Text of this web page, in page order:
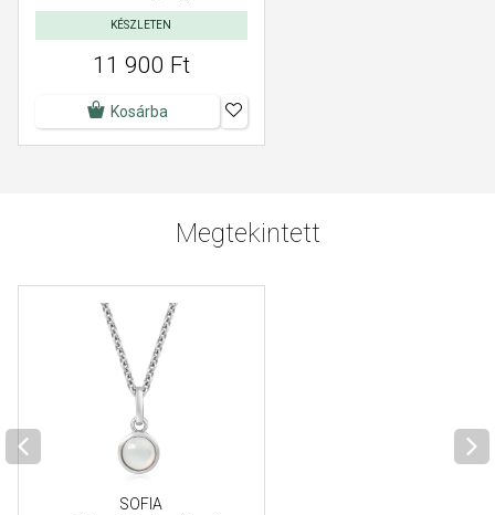
KÉSZLETEN
11 900 Ft
Kosárba
Megtekintett
SOFIA